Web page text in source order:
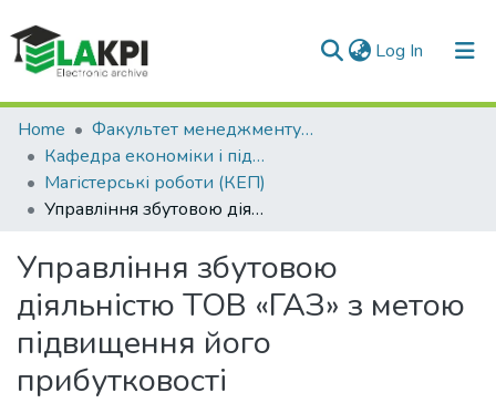
Log In (current)
Communities & Collections
All of DSpace
Statistics
Home
Факультет менеджменту та маркетингу (ФММ)
Кафедра економіки і підприємництва (КЕП)
Магістерські роботи (КЕП)
Управління збутовою діяльністю ТОВ «ГАЗ» з метою підвищення його прибутковості
Управління збутовою
діяльністю ТОВ «ГАЗ» з метою
підвищення його
прибутковості